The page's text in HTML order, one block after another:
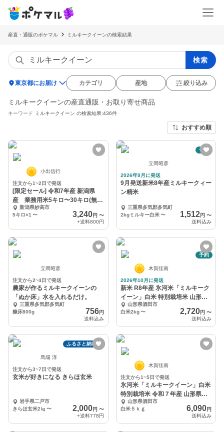
産直・通販のポケマル ミルキークイーンの検索結果
検索
location_on東京都にお届け カテゴリ 産地 絞り込み
ミルキークイーンの産直通販・お取り寄せ商品
キーワード ミルキークイーン の検索結果:436件
おすすめ順
小出信行
注文から1~2日で発送
[限定セール] 令和7年産 新潟県
産 業務用米5キロ〜30キロ(無洗
米)新潟県妙高市
5キロ×1 〜 3,240円 〜
+送料800円
予約
立岡昭彦
2026年9月に発送
9月発送新米8年産ミルキークィー
ン精米
三重県多気郡多気町
2kgミルキー白米 〜 1,512円 〜
送料込み
立岡昭彦
注文から2~4日で発送
農家が作るミルキークイーンの
「ぬか床」水を入れるだけ。
三重県多気郡多気町
糠床800g
756円
送料込み
予約
木賀佳南
2026年10月に発送
新米 R8年産 氷河米「ミルキーク
イーン」白米 特別栽培米 山形県
庄内産
山形県酒田市
白米2kg 〜 2,720円 〜
送料込み
ふるさと納税可
馬場 淳
注文から3~7日で発送
玄米が好きになる きらほ玄米
岩手県二戸市
きらほ玄米2㎏ 〜 2,000円 〜
+送料778円
木賀佳南
注文から1~5日で発送
氷河米「ミルキークイーン」白米
特別栽培米 令和７年産 山形県庄
内産山形県酒田市
白米５ｋｇ
6,090円
送料込み